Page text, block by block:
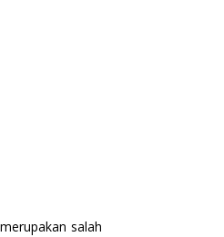
salah